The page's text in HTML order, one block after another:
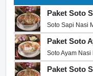
Paket Soto
Soto Sapi Nasi
Paket Soto
Soto Ayam Nasi
Paket Soto